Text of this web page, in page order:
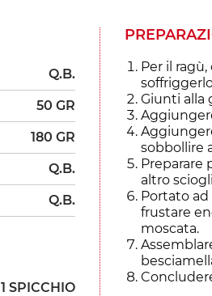
Q.B.
50 GR
180 GR
Q.B.
Q.B.
1 SPICCHIO
Per il
Giunti alla
sobbollire
Preparare
altro
Portato
frustare
moscata.